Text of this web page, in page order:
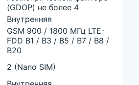
(GDOP) не более 4
Внутренняя
GSM 900 / 1800 МГц LTE-
FDD B1 / B3 / B5 / B7 / B8 /
B20
2 (Nano SIM)